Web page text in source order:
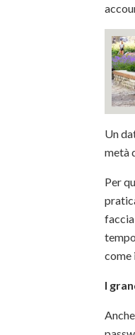
Un
metà
Per
come
I